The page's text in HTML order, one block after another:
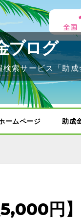
ブログ
検索サービス「助
ームページ 助成
5,000円